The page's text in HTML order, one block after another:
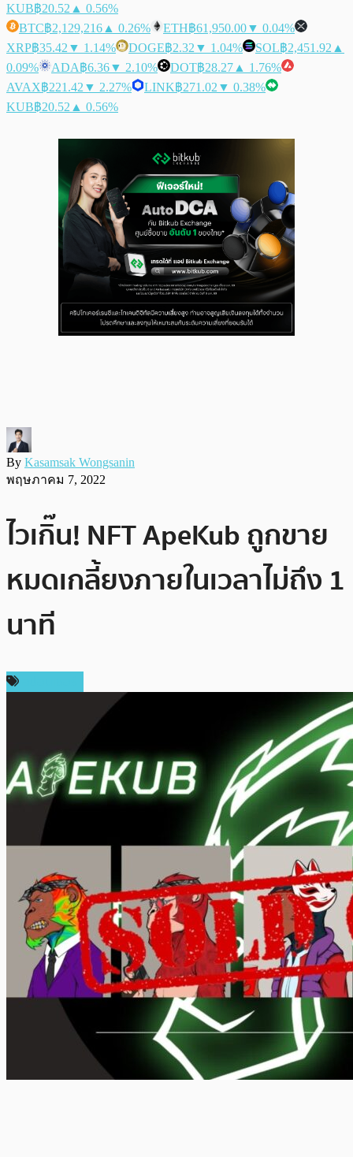
KUB฿20.52 ▲ 0.56%
BTC฿2,129,216 ▲ 0.26% ETH฿61,950.00▼ 0.04%
XRP฿35.42 ▼ 1.14% DOGE฿2.32 ▼ 1.04% SOL฿2,451.92 ▲
0.09%
ADA฿6.36▼ 2.10% DOT฿28.27 ▲ 1.76%
AVAX฿221.42 ▼ 2.27% LINK฿271.02 ▼ 0.38%
KUB฿20.52 ▲ 0.56%
By Kasamsak Wongsanin
พฤษภาคม 7, 2022
ไวเกิ๊น! NFT ApeKub ถูกขาย
หมดเกลี้ยงภายในเวลาไม่ถึง 1
นาที